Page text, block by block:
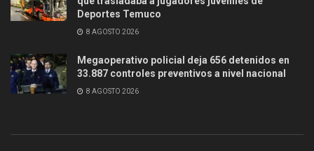
Deportes Temuco
8 AGOSTO 2026
Megaoperativo policial deja 656 detenidos en
33.887 controles preventivos a nivel nacional
8 AGOSTO 2026